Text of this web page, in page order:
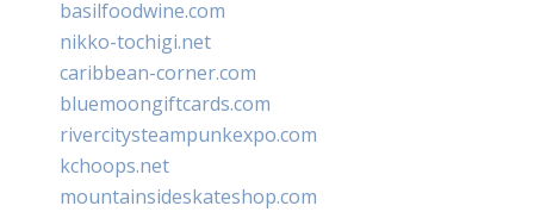
basilfoodwine.com
nikko-tochigi.net
caribbean-corner.com
bluemoongiftcards.com
rivercitysteampunkexpo.com
kchoops.net
mountainsideskateshop.com